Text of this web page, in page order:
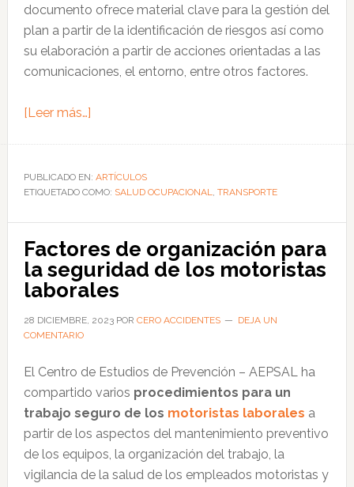
documento ofrece material clave para la gestión del
plan a partir de la identificación de riesgos así como
su elaboración a partir de acciones orientadas a las
comunicaciones, el entorno, entre otros factores.
[Leer más…]acerca
hacer
un
de
movilidad
segura
y
la
empresa
PUBLICADO EN: ARTÍCULOS
ETIQUETADO COMO: SALUD OCUPACIONAL, TRANSPORTE
Factores de organización para
la seguridad de los motoristas
laborales
28 DICIEMBRE, 2023POR CERO ACCIDENTES
DEJA UN
COMENTARIO
El Centro de Estudios de Prevención – AEPSAL ha
compartido varios procedimientos para un
trabajo seguro de los motoristas laborales a
partir de los aspectos del mantenimiento preventivo
de los equipos, la organización del trabajo, la
vigilancia de la salud de los empleados motoristas y